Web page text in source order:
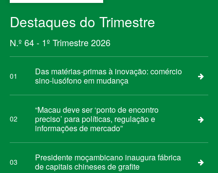
Destaques do Trimestre
N.º 64 - 1º Trimestre 2026
01
Das matérias-primas à inovação: comércio
sino-lusófono em mudança
02
“Macau deve ser ‘ponto de encontro
preciso’ para políticas, regulação e
informações de mercado”
03
Presidente moçambicano inaugura fábrica
de capitais chineses de grafite